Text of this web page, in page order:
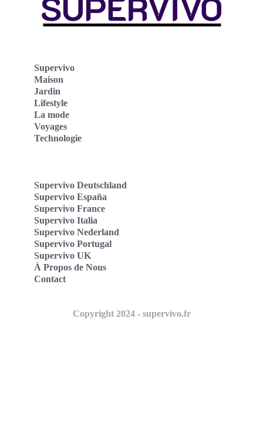
Supervivo
Maison
Jardin
Lifestyle
La mode
Voyages
Technologie
Supervivo Deutschland
Supervivo España
Supervivo France
Supervivo Italia
Supervivo Nederland
Supervivo Portugal
Supervivo UK
À Propos de Nous
Contact
Copyright 2024 - supervivo.fr